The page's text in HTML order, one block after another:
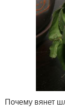
Почему вянет